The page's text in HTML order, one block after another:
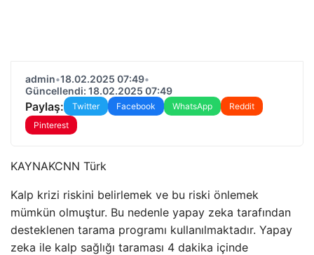
admin•18.02.2025 07:49•
Güncellendi: 18.02.2025 07:49
Paylaş: Twitter Facebook WhatsApp
Reddit
Pinterest
KAYNAKCNN Türk
Kalp krizi riskini belirlemek ve bu riski önlemek
mümkün olmuştur. Bu nedenle yapay zeka tarafından
desteklenen tarama programı kullanılmaktadır. Yapay
zeka ile kalp sağlığı taraması 4 dakika içinde